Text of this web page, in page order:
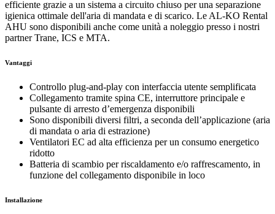
efficiente grazie a un sistema a circuito chiuso per una separazione
igienica ottimale dell'aria di mandata e di scarico. Le AL-KO Rental
AHU sono disponibili anche come unità a noleggio presso i nostri
partner Trane, ICS e MTA.
Vantaggi
Controllo plug-and-play con interfaccia utente semplificata
Collegamento tramite spina CE, interruttore principale e
pulsante di arresto d’emergenza disponibili
Sono disponibili diversi filtri, a seconda dell’applicazione (aria
di mandata o aria di estrazione)
Ventilatori EC ad alta efficienza per un consumo energetico
ridotto
Batteria di scambio per riscaldamento e/o raffrescamento, in
funzione del collegamento disponibile in loco
Installazione